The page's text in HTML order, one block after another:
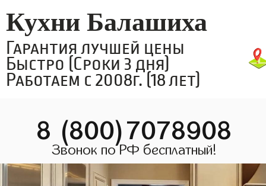
Кухни Балашиха
Гарантия лучшей цены
Быстро (Сроки 3 дня)
Работаем с 2008г. (18 лет)
8 (800)7078908
Звонок по РФ бесплатный!